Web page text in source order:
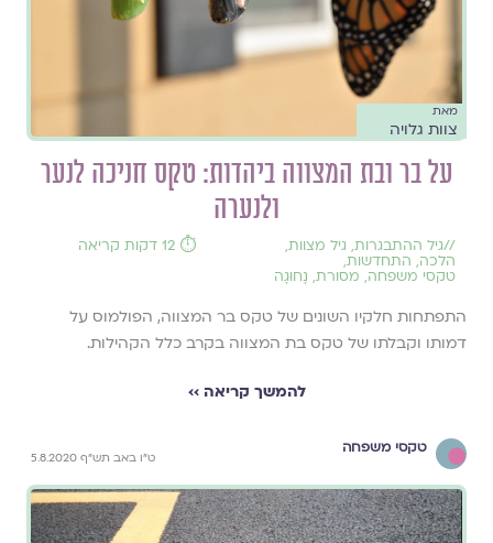
מאת
צוות גלויה
על בר ובת המצווה ביהדות: טקס חניכה לנער
ולנערה
//גיל ההתבגרות, גיל מצוות,
הלכה, התחדשות,
טקסי משפחה, מסורת, נָחוּגָה
⏱️ 12 דקות קריאה
התפתחות חלקיו השונים של טקס בר המצווה, הפולמוס על
דמותו וקבלתו של טקס בת המצווה בקרב כלל הקהילות.
להמשך קריאה ››
טקסי משפחה
ט"ו באב תש"ף 5.8.2020